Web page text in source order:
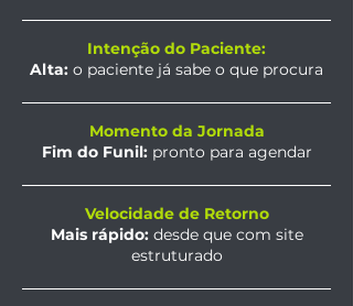
Intenção do Paciente:
Alta: o paciente já sabe o que procura
Momento da Jornada
Fim do Funil: pronto para agendar
Velocidade de Retorno
Mais rápido: desde que com site
estruturado